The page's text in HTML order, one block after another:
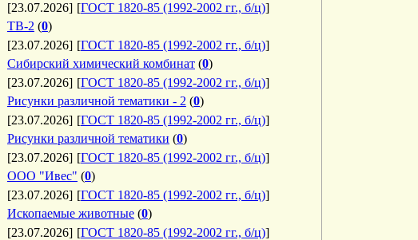
[23.07.2026] [ГОСТ 1820-85 (1992-2002 гг., б/ц)]
ТВ-2 (0)
[23.07.2026] [ГОСТ 1820-85 (1992-2002 гг., б/ц)]
Сибирский химический комбинат (0)
[23.07.2026] [ГОСТ 1820-85 (1992-2002 гг., б/ц)]
Рисунки различной тематики - 2 (0)
[23.07.2026] [ГОСТ 1820-85 (1992-2002 гг., б/ц)]
Рисунки различной тематики (0)
[23.07.2026] [ГОСТ 1820-85 (1992-2002 гг., б/ц)]
ООО "Ивес" (0)
[23.07.2026] [ГОСТ 1820-85 (1992-2002 гг., б/ц)]
Ископаемые животные (0)
[23.07.2026] [ГОСТ 1820-85 (1992-2002 гг., б/ц)]